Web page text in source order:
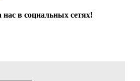
в социальных сетях!